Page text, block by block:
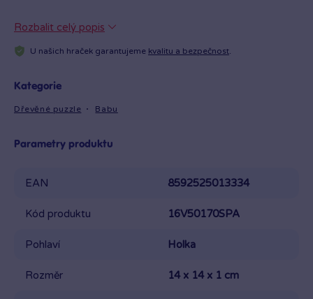
Rozbalit celý popis
U našich hraček garantujeme kvalitu a bezpečnost.
Kategorie
Dřevěné puzzle Babu
Parametry produktu
EAN 8592525013334
Kód produktu 16V50170SPA
Pohlaví Holka
Rozměr 14 x 14 x 1 cm